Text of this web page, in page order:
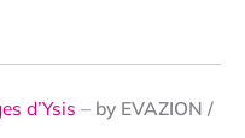
d’Ysis – by EVAZION /